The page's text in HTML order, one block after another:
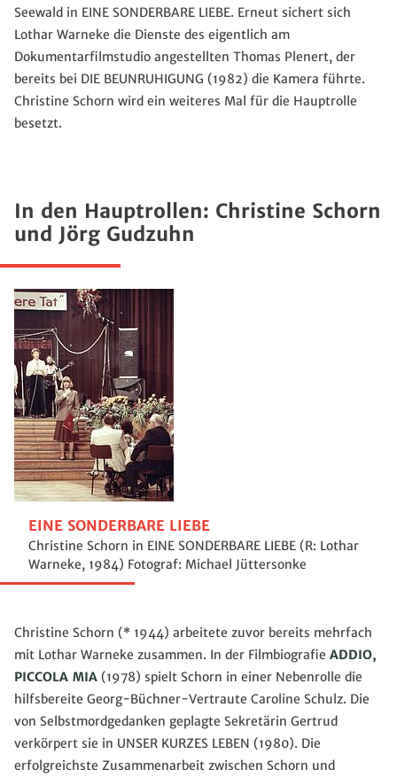
Seewald in EINE SONDERBARE LIEBE. Erneut sichert sich
Lothar Warneke die Dienste des eigentlich am
Dokumentarfilmstudio angestellten Thomas Plenert, der
bereits bei DIE BEUNRUHIGUNG (1982) die Kamera führte.
Christine Schorn wird ein weiteres Mal für die Hauptrolle
besetzt.
In den Hauptrollen: Christine Schorn
und Jörg Gudzuhn
EINE SONDERBARE LIEBE
Christine Schorn in EINE SONDERBARE LIEBE (R: Lothar
Warneke, 1984) Fotograf: Michael Jüttersonke
Christine Schorn (* 1944) arbeitete zuvor bereits mehrfach
mit Lothar Warneke zusammen. In der Filmbiografie ADDIO,
PICCOLA MIA (1978) spielt Schorn in einer Nebenrolle die
hilfsbereite Georg-Büchner-Vertraute Caroline Schulz. Die
von Selbstmordgedanken geplagte Sekretärin Gertrud
verkörpert sie in UNSER KURZES LEBEN (1980). Die
erfolgreichste Zusammenarbeit zwischen Schorn und